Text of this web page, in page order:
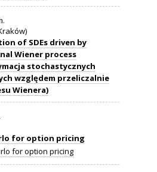
of SDEs driven by
Wiener process
stochastycznych
względem przeliczalnie
Wienera)
for option pricing
for option pricing